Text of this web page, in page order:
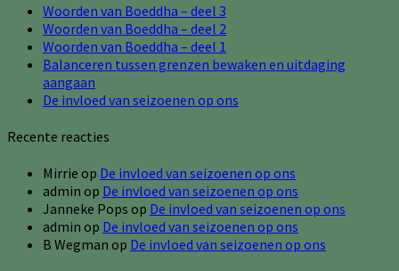
Woorden van Boeddha – deel 3
Woorden van Boeddha – deel 2
Woorden van Boeddha – deel 1
Balanceren tussen grenzen bewaken en uitdaging
aangaan
De invloed van seizoenen op ons
Recente reacties
Mirrie op De invloed van seizoenen op ons
admin op De invloed van seizoenen op ons
Janneke Pops op De invloed van seizoenen op ons
admin op De invloed van seizoenen op ons
B Wegman op De invloed van seizoenen op ons